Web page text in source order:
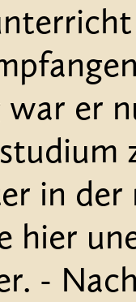
war er
in
hier
-